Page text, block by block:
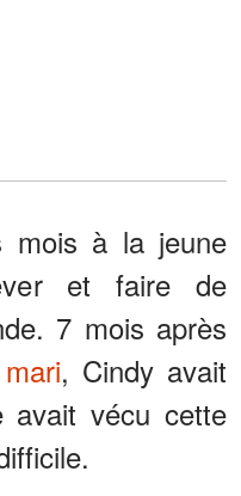
mois à la jeune
et faire de
7 mois après
, Cindy avait
avait vécu cette